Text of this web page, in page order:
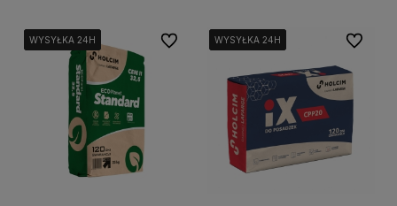
WYSYŁKA 24H
WYSYŁKA 24H
WYSYŁKA 24H
WYSYŁKA 24H Do ulubionychWYSYŁKA 24H
WYSYŁKA 24H
WYSYŁKA 24H
WYSYŁKA 24H Do